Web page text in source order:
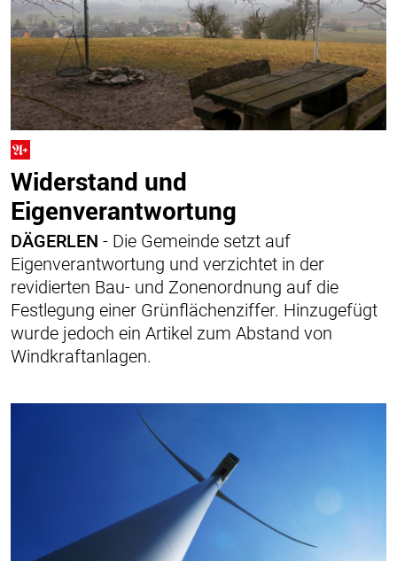
Widerstand und
Eigenverantwortung
DÄGERLEN - Die Gemeinde setzt auf
Eigenverantwortung und verzichtet in der
revidierten Bau- und Zonenordnung auf die
Festlegung einer Grünflächenziffer. Hinzugefügt
wurde jedoch ein Artikel zum Abstand von
Windkraftanlagen.